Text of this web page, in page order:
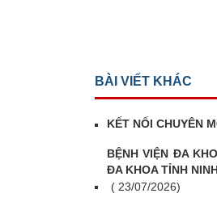
BÀI VIẾT KHÁC
KẾT NỐI CHUYÊN
BỆNH VIỆN ĐA
ĐA KHOA TỈNH
( 23/07/2026)